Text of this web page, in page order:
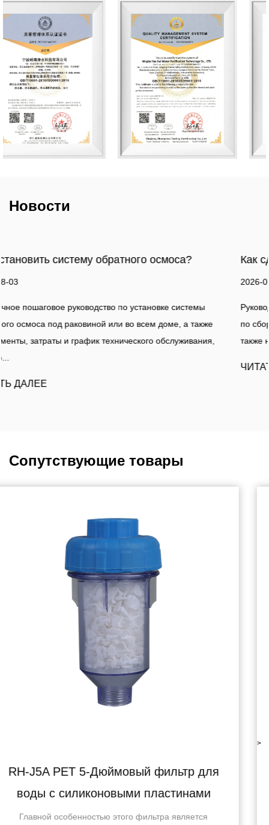
Новости
также
Как сделать фильтр для воды?
Руководство по фильтрации воды Практическое
по сборке простого фильтра для воды в домашних
также наглядное сравнение с профессиональным
Сопутствующие товары
для
RH-06J5B Одинарный фильтр
с медным возвратным
RH-06J5BSОдиночный фильтр для воды с